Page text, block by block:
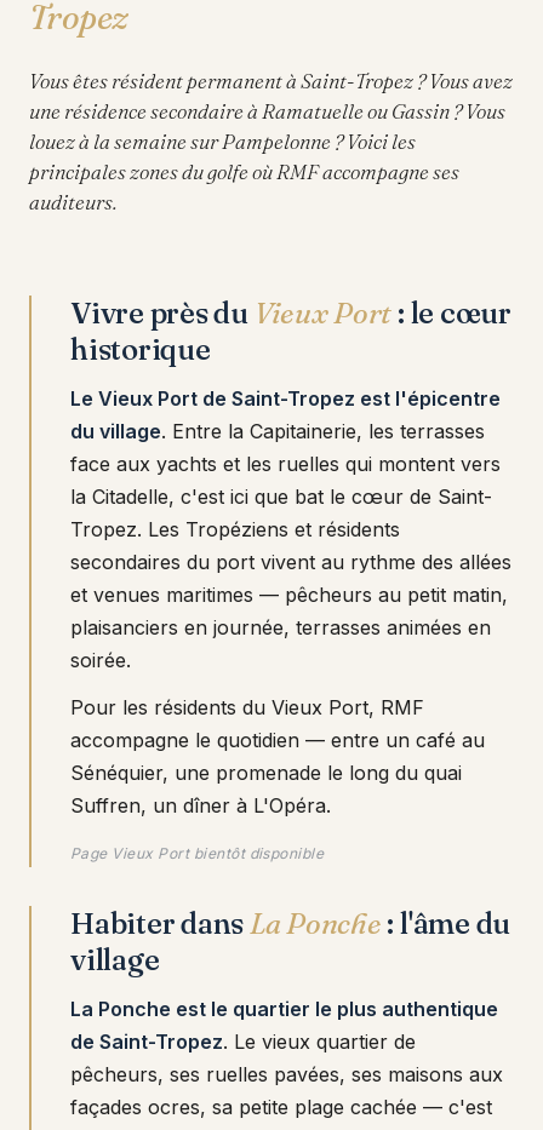
Tropez
Vous êtes résident permanent à Saint-Tropez ? Vous avez
une résidence secondaire à Ramatuelle ou Gassin ? Vous
louez à la semaine sur Pampelonne ? Voici les
principales zones du golfe où RMF accompagne ses
auditeurs.
Vivre près du Vieux Port : le cœur
historique
Le Vieux Port de Saint-Tropez est l'épicentre
du village. Entre la Capitainerie, les terrasses
face aux yachts et les ruelles qui montent vers
la Citadelle, c'est ici que bat le cœur de Saint-
Tropez. Les Tropéziens et résidents
secondaires du port vivent au rythme des allées
et venues maritimes — pêcheurs au petit matin,
plaisanciers en journée, terrasses animées en
soirée.
Pour les résidents du Vieux Port, RMF
accompagne le quotidien — entre un café au
Sénéquier, une promenade le long du quai
Suffren, un dîner à L'Opéra.
Page Vieux Port bientôt disponible
Habiter dansLa Ponche : l'âme du
village
La Ponche est le quartier le plus authentique
de Saint-Tropez. Le vieux quartier de
pêcheurs, ses ruelles pavées, ses maisons aux
façades ocres, sa petite plage cachée — c'est